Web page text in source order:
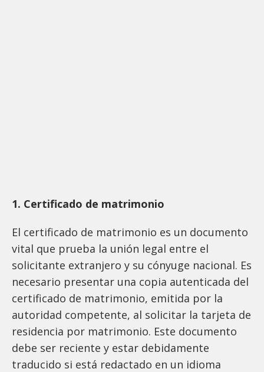
1. Certificado de matrimonio
El certificado de matrimonio es un documento
vital que prueba la unión legal entre el
solicitante extranjero y su cónyuge nacional. Es
necesario presentar una copia autenticada del
certificado de matrimonio, emitida por la
autoridad competente, al solicitar la tarjeta de
residencia por matrimonio. Este documento
debe ser reciente y estar debidamente
traducido si está redactado en un idioma